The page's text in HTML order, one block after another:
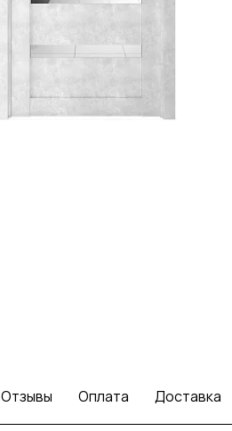
Отзывы Оплата Доставка